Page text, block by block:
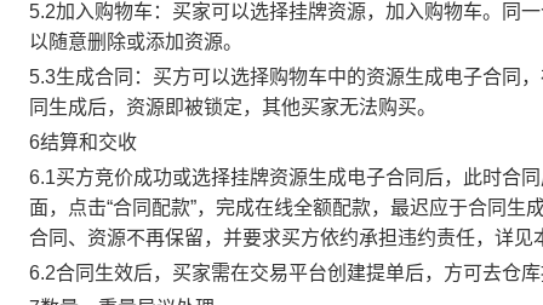
5.2加入购物车：买家可以选择挂牌资源，加入购物车。同
以随意删除或添加资源。
5.3生成合同：买方可以选择购物车中的资源生成电子合同
同生成后，资源即被锁定，其他买家无法购买。
6结算和交收
6.1买方竞价成功或选择挂牌资源生成电子合同后，此时合
面，点击“合同配款”，完成在线全额配款，最迟应于合同
合同、资源不再保留，并要求买方依约承担违约责任，详见
6.2合同生效后，买家需在交易平台创建提单后，方可去仓